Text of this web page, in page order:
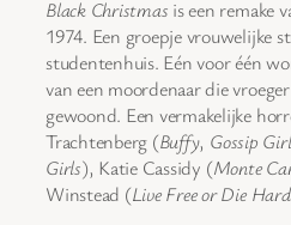
Black Christmas is een remake
1974. Een groepje vrouwelijke
studentenhuis. Eén voor één
van een moordenaar die
gewoond. Een vermakelijke
Trachtenberg (Buffy, Gossip Girl
Girls), Katie Cassidy (Monte
Winstead (Live Free or Die Hard